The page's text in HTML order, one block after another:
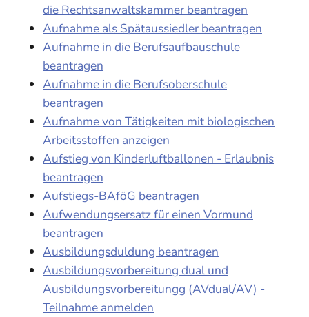
die Rechtsanwaltskammer beantragen
Aufnahme als Spätaussiedler beantragen
Aufnahme in die Berufsaufbauschule
beantragen
Aufnahme in die Berufsoberschule
beantragen
Aufnahme von Tätigkeiten mit biologischen
Arbeitsstoffen anzeigen
Aufstieg von Kinderluftballonen - Erlaubnis
beantragen
Aufstiegs-BAföG beantragen
Aufwendungsersatz für einen Vormund
beantragen
Ausbildungsduldung beantragen
Ausbildungsvorbereitung dual und
Ausbildungsvorbereitungg (AVdual/AV) -
Teilnahme anmelden